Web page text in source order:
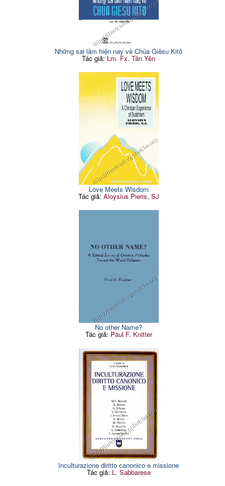
Những sai lầm hiện nay về Chúa Giêsu Kitô
Tác giả:Lm. Fx. Tân Yên
Love Meets Wisdom
Tác giả: Aloysius Pieris, SJ
No other Name?
Tác giả: Paul F. Knitter
Inculturazione diritto canonico e missione
Tác giả: L. Sabbarese